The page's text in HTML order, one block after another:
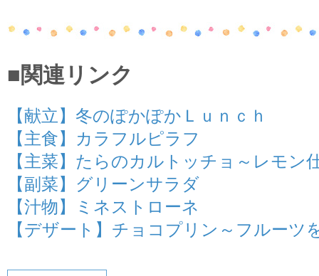
■関連リンク
【献立】冬のぽかぽかＬｕｎｃｈ
【主食】カラフルピラフ
【主菜】たらのカルトッチョ～レモン
【副菜】グリーンサラダ
【汁物】ミネストローネ
【デザート】チョコプリン～フルーツ